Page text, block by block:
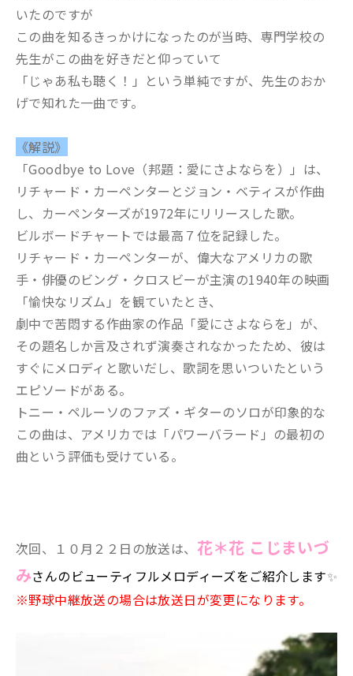
いたのですが
この曲を知るきっかけになったのが当時、専門学校の
先生がこの曲を好きだと仰っていて
「じゃあ私も聴く！」という単純ですが、先生のおか
げで知れた一曲です。
《解説》
「Goodbye to Love（邦題：愛にさよならを）」は、
リチャード・カーペンターとジョン・ベティスが作曲
し、カーペンターズが1972年にリリースした歌。
ビルボードチャートでは最高７位を記録した。
リチャード・カーペンターが、偉大なアメリカの歌
手・俳優のビング・クロスビーが主演の1940年の映画
「愉快なリズム」を観ていたとき、
劇中で苦悶する作曲家の作品「愛にさよならを」が、
その題名しか言及されず演奏されなかったため、彼は
すぐにメロディと歌いだし、歌詞を思いついたという
エピソードがある。
トニー・ペルーソのファズ・ギターのソロが印象的な
この曲は、アメリカでは「パワーバラード」の最初の
曲という評価も受けている。
次回、１０月２２日の放送は、 花＊花 こじまいづ
みさんの ビューティフルメロディーズをご紹介します✨
※野球中継放送の場合は放送日が変更になります。